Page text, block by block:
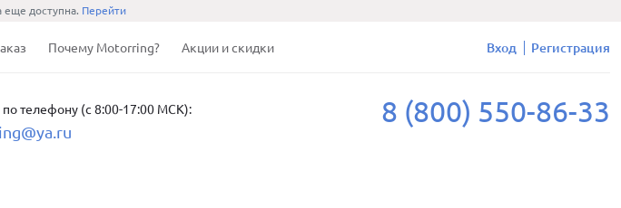
еще доступна. Перейти
Почему Motorring? Акции и скидки Вход Регистрация
телефону (с 8:00-17:00 МСК): 8 (800) 550-86-33